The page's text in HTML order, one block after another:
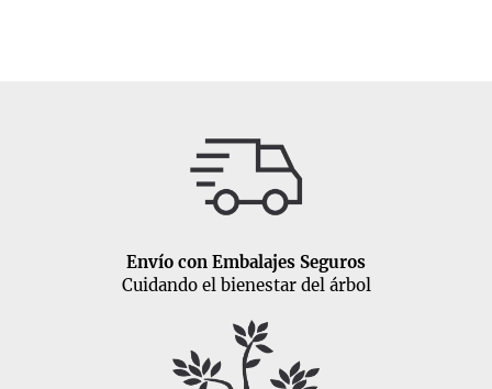
Envío con Embalajes Seguros
Cuidando el bienestar del árbol